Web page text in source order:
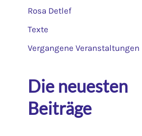
Rosa Detlef
Texte
Vergangene Veranstaltungen
Die neuesten
Beiträge